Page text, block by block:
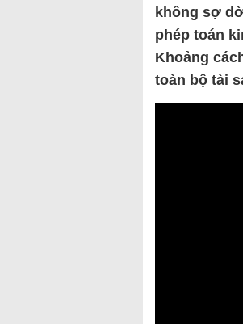
không sợ
phép toán
Khoảng
toàn bộ tài